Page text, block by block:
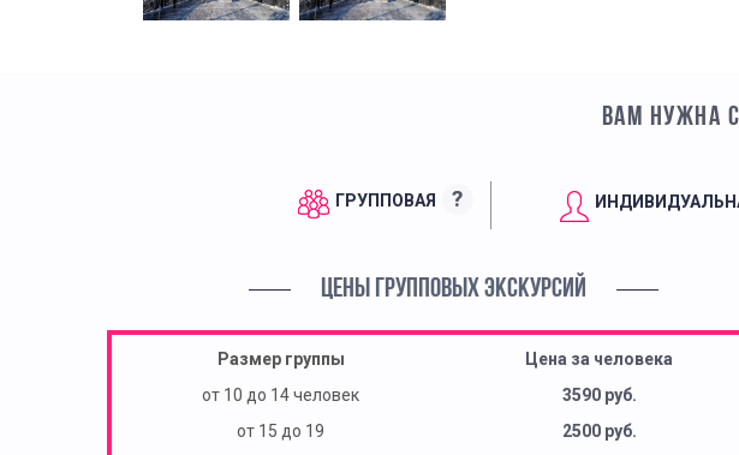
ВАМ НУЖНА
ГРУППОВАЯ ?
ЦЕНЫ ГРУППОВЫХ ЭКСКУРСИЙ
Размер группы
Цена за человека
от 10 до 14 человек
3590 руб.
от 15 до 19
2500 руб.